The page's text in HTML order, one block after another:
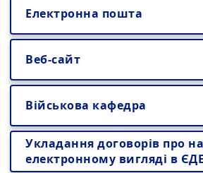
Електронна пошта
Веб-сайт
Військова кафедра
Укладання договорів про
електронному вигляді в